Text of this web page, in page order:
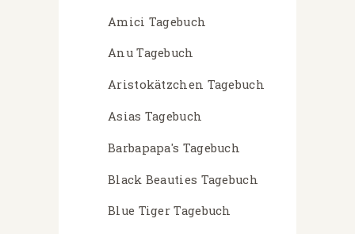
Amici Tagebuch
Anu Tagebuch
Aristokätzchen Tagebuch
Asias Tagebuch
Barbapapa's Tagebuch
Black Beauties Tagebuch
Blue Tiger Tagebuch